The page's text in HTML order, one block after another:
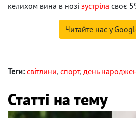
келихом вина в нозі зустріла своє
Читайте нас у
Теги: світлини, спорт, день
Статті на тему